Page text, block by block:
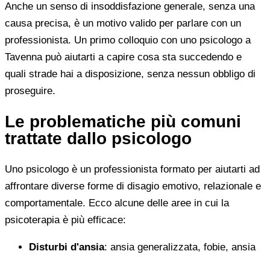
Anche un senso di insoddisfazione generale, senza una
causa precisa, è un motivo valido per parlare con un
professionista. Un primo colloquio con uno psicologo a
Tavenna può aiutarti a capire cosa sta succedendo e
quali strade hai a disposizione, senza nessun obbligo di
proseguire.
Le problematiche più comuni
trattate dallo psicologo
Uno psicologo è un professionista formato per aiutarti ad
affrontare diverse forme di disagio emotivo, relazionale e
comportamentale. Ecco alcune delle aree in cui la
psicoterapia è più efficace:
Disturbi d'ansia: ansia generalizzata, fobie, ansia